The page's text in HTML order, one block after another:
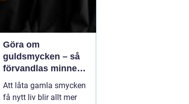
Göra om
guldsmycken – så
förvandlas minnen
till nya favoriter
Att låta gamla smycken
få nytt liv blir allt mer